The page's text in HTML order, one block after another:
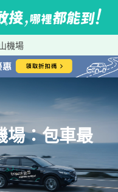
機場
：包車最